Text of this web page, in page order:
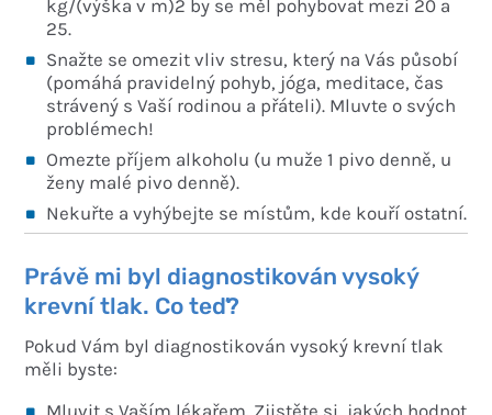
kg/(výška v m)2 by se měl pohybovat mezi 20 a
25.
Snažte se omezit vliv stresu, který na Vás působí
(pomáhá pravidelný pohyb, jóga, meditace, čas
strávený s Vaší rodinou a přáteli). Mluvte o svých
problémech!
Omezte příjem alkoholu (u muže 1 pivo denně, u
ženy malé pivo denně).
Nekuřte a vyhýbejte se místům, kde kouří ostatní.
Právě mi byl diagnostikován vysoký
krevní tlak. Co teď?
Pokud Vám byl diagnostikován vysoký krevní tlak
měli byste: